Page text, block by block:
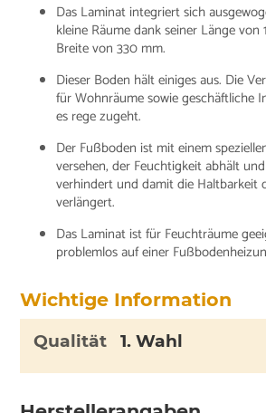
Das Laminat integriert sich
kleine Räume dank seiner Länge von
Breite von 330 mm.
Dieser Boden hält einiges aus. Die
für Wohnräume sowie geschäftliche
es rege zugeht.
Der Fußboden ist mit einem
versehen, der Feuchtigkeit abhält
verhindert und damit die Haltbarkeit
verlängert.
Das Laminat ist für Feuchträume
problemlos auf einer
Wichtige Information
Qualität 1. Wahl